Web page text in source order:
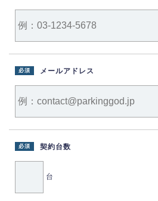
メールアドレス
必須
契約台数
必須
台